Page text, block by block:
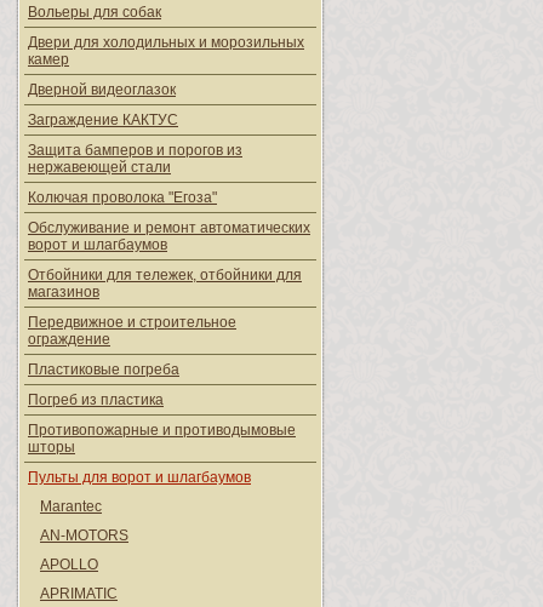
Вольеры для собак
Двери для холодильных и морозильных
камер
Дверной видеоглазок
Заграждение КАКТУС
Защита бамперов и порогов из
нержавеющей стали
Колючая проволока "Егоза"
Обслуживание и ремонт автоматических
ворот и шлагбаумов
Отбойники для тележек, отбойники для
магазинов
Передвижное и строительное
ограждение
Пластиковые погреба
Погреб из пластика
Противопожарные и противодымовые
шторы
Пульты для ворот и шлагбаумов
Marantec
AN-MOTORS
APOLLO
APRIMATIC